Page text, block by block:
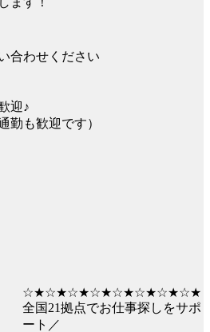
合わせください
迎♪
勤も歓迎です）
☆★☆★☆★☆★☆★☆★☆★☆★
全国21拠点でお仕事探しをサポ
ート／